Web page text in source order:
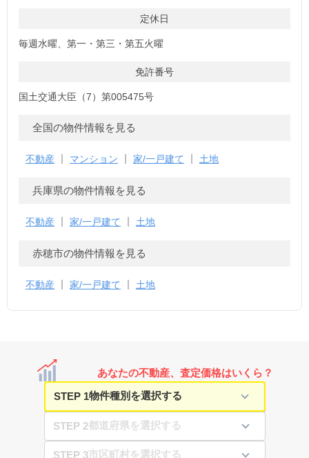
定休日
毎週水曜、第一・第三・第五火曜
免許番号
国土交通大臣（7）第005475号
全国の物件情報を見る
不動産 マンション 家/一戸建て 土地
兵庫県の物件情報を見る
不動産 家/一戸建て 土地
赤穂市の物件情報を見る
不動産 家/一戸建て 土地
あなたの不動産、査定価格はいくら？
STEP 1
STEP 2
STEP 3